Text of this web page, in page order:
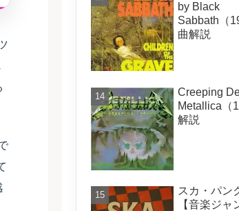
by Black
Sabbath（
曲解説
Creeping
Metallica（
解説
スカ・パン
【音楽ジャ